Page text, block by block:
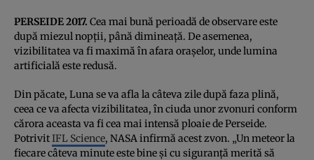
PERSEIDE 2017. Cea mai bună perioadă de observare este
după miezul nopţii, până dimineaţă. De asemenea,
vizibilitatea va fi maximă în afara oraşelor, unde lumina
artificială este redusă.
Din păcate, Luna se va afla la câteva zile după faza plină,
ceea ce va afecta vizibilitatea, în ciuda unor zvonuri conform
cărora aceasta va fi cea mai intensă ploaie de Perseide.
PotrivitIFL Science, NASA infirmă acest zvon. „Un meteor la
fiecare câteva minute este bine şi cu siguranţă merită să